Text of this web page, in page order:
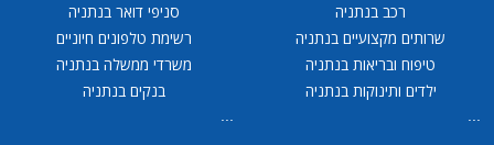
רכב בנתניה
שרותים מקצועיים בנתניה
טיפוח ובריאות בנתניה
ילדים ותינוקות בנתניה
...
סניפי דואר בנתניה
רשימת טלפונים חיוניים
משרדי ממשלה בנתניה
בנקים בנתניה
...